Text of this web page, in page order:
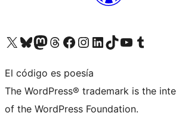
Visita nuestra cuenta de X (anteriormente Twitter)
Visita nuestra cuenta de Bluesky
Visita nuestra cuenta de Mastodon
Visita nuestra cuenta de Threads
Visita nuestra página de Facebook
Visita nuestra cuenta de Instagram
Visita nuestra cuenta de LinkedIn
Visita nuestra cuenta de TikTok
Visita nuestro canal de YouTube
Visita nuestra cuenta de Tumblr
El código es poesía
The WordPress® trademark is the
of the WordPress Foundation.